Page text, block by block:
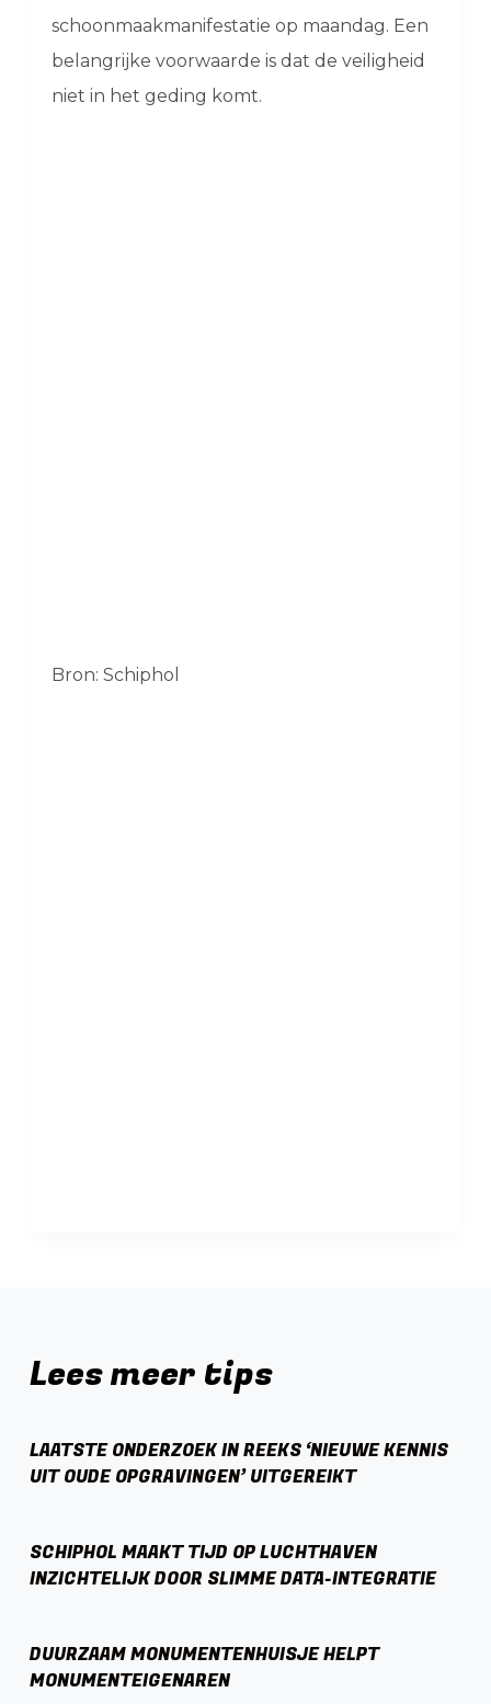
schoonmaakmanifestatie op maandag. Een
belangrijke voorwaarde is dat de veiligheid
niet in het geding komt.
Bron: Schiphol
Lees meer tips
LAATSTE ONDERZOEK IN REEKS ‘NIEUWE KENNIS
UIT OUDE OPGRAVINGEN’ UITGEREIKT
SCHIPHOL MAAKT TIJD OP LUCHTHAVEN
INZICHTELIJK DOOR SLIMME DATA-INTEGRATIE
DUURZAAM MONUMENTENHUISJE HELPT
MONUMENTEIGENAREN